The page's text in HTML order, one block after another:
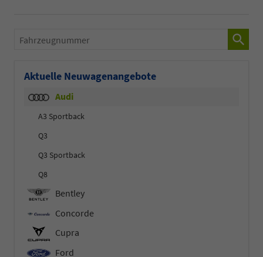
Fahrzeugnummer
Aktuelle Neuwagenangebote
Audi
A3 Sportback
Q3
Q3 Sportback
Q8
Bentley
Concorde
Cupra
Ford